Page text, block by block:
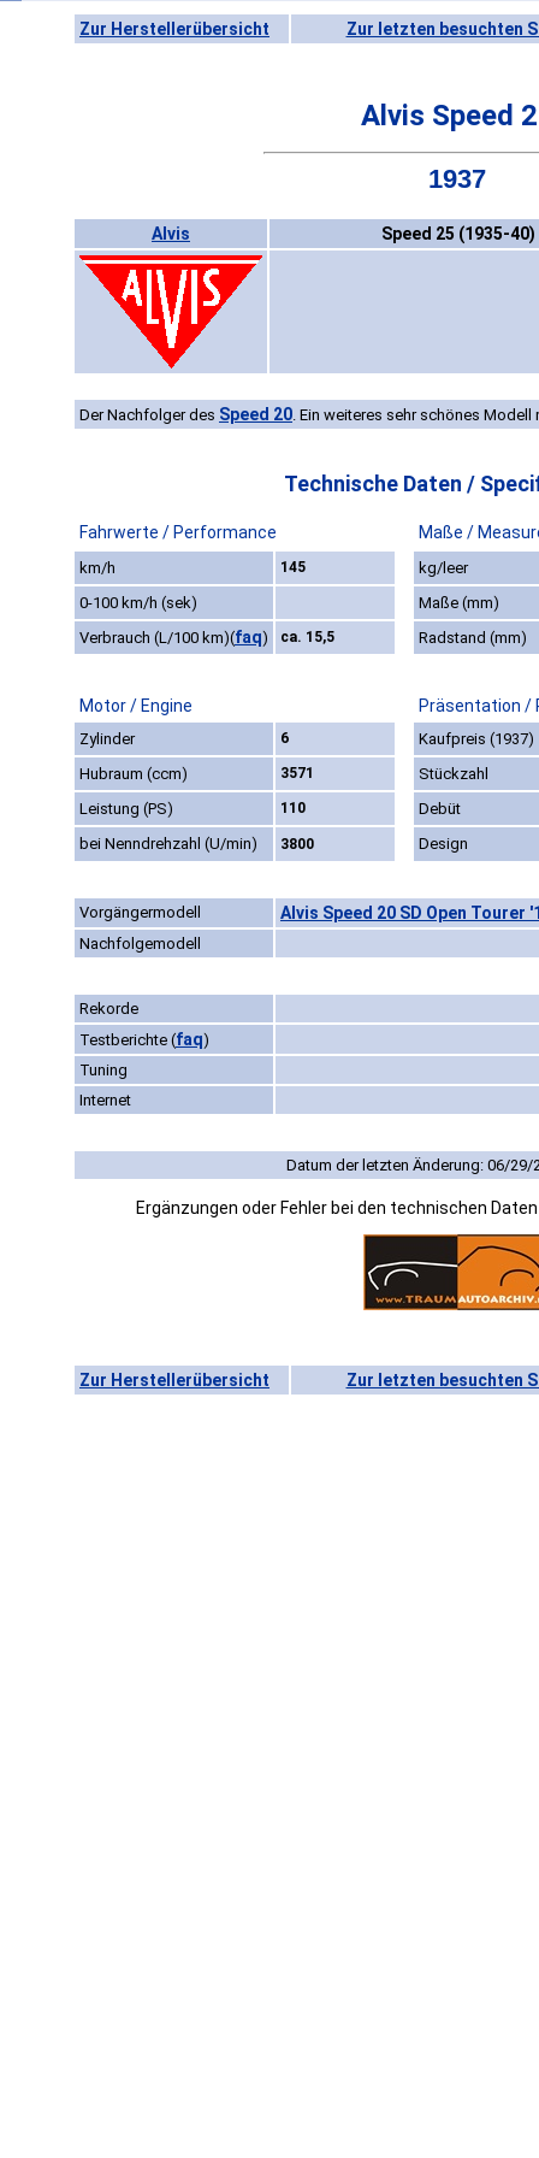
Zur Herstellerübersicht Zur letzten besuchten
Alvis Speed
1937
Alvis Speed 25 (1935-40)
Der Nachfolger des Speed 20. Ein weiteres sehr schönes
Technische Daten /
Fahrwerte / Performance Maße /
km/h 145
kg/leer
0-100 km/h (sek)
Maße (mm)
Verbrauch (L/100 km)(faq) ca. 15,5 Radstand (mm)
Motor / Engine Präsentation /
Zylinder 6
Kaufpreis (1937)
Hubraum (ccm)
3571
Stückzahl
Leistung (PS)
110
Debüt
bei Nenndrehzahl (U/min)
3800 Design
Vorgängermodell Alvis Speed 20 SD Open Tourer
Nachfolgemodell
Rekorde
Testberichte (faq)
Tuning
Internet
Datum der letzten Änderung: 06/29/
Ergänzungen oder Fehler bei den technischen
Zur Herstellerübersicht Zur letzten besuchten